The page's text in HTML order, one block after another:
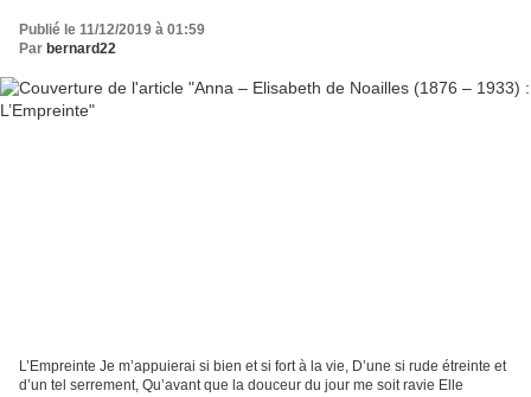
Publié le 11/12/2019 à 01:59
Par bernard22
L’Empreinte Je m’appuierai si bien et si fort à la vie, D’une si rude étreinte et
d’un tel serrement, Qu’avant que la douceur du jour me soit ravie Elle